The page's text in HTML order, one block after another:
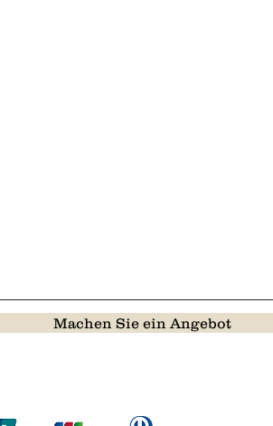
Machen Sie ein Angebot